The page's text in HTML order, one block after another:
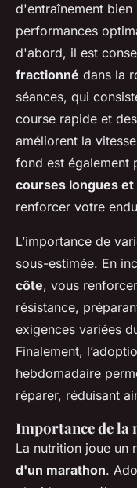
d'entraînement
performances
d'abord, il est
fractionné dans la
séances, qui
course rapide et
améliorent la
fond est également
courses longues
renforcer votre
L’importance de
sous-estimée. En
côte, vous
résistance,
exigences variées
Finalement,
hebdomadaire
réparer, réduisant
Importance de
La nutrition joue un
d'un marathon.